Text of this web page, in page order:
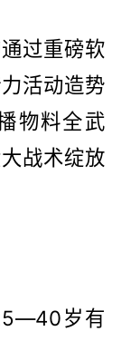
过重磅软
活动造势
物料全武
战术绽放
岁有